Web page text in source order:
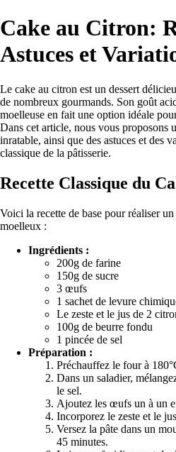
Cake au Citron:
Astuces et
Le cake au citron est un dessert
de nombreux gourmands. Son goût
moelleuse en fait une option idéale
Dans cet article, nous vous proposons
inratable, ainsi que des astuces et des
classique de la pâtisserie.
Recette Classique du
Voici la recette de base pour réaliser
moelleux :
Ingrédients :
200g de farine
150g de sucre
3 œufs
1 sachet de levure
Le zeste et le jus de 2
100g de beurre fondu
1 pincée de sel
Préparation :
Préchauffez le four à
Dans un saladier,
le sel.
Ajoutez les œufs un à un
Incorporez le zeste et le
Versez la pâte dans un
45 minutes.